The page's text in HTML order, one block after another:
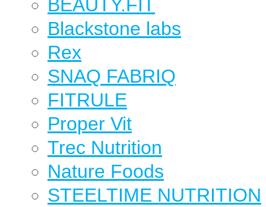
BEAUTY.FIT
Blackstone labs
Rex
SNAQ FABRIQ
FITRULE
Proper Vit
Trec Nutrition
Nature Foods
STEELTIME NUTRITION